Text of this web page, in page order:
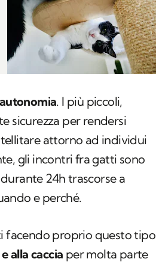
. I più piccoli,
sicurezza per rendersi
attorno ad individui
gli incontri fra gatti sono
24h trascorse a
e perché.
facendo proprio questo tipo
alla caccia per molta parte